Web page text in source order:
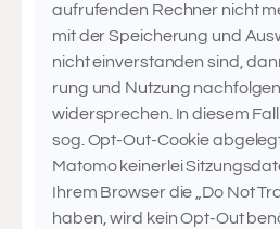
aufrufenden Rechner nicht
mit der Spei­che­rung und
nicht ein­ver­stan­den sind,
rung und Nut­zung
wider­spre­chen. In diesem
sog. Opt-Out-Cookie
Matomo keinerlei
Ihrem Browser die „Do Not
haben, wird kein Opt-Out